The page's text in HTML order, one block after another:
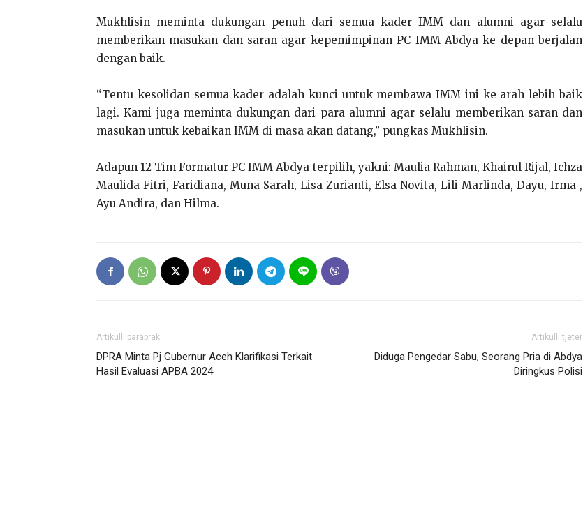
Mukhlisin meminta dukungan penuh dari semua kader IMM dan alumni agar selalu
memberikan masukan dan saran agar kepemimpinan PC IMM Abdya ke depan berjalan
dengan baik.
“Tentu kesolidan semua kader adalah kunci untuk membawa IMM ini ke arah lebih baik
lagi. Kami juga meminta dukungan dari para alumni agar selalu memberikan saran dan
masukan untuk kebaikan IMM di masa akan datang,” pungkas Mukhlisin.
Adapun 12 Tim Formatur PC IMM Abdya terpilih, yakni: Maulia Rahman, Khairul Rijal, Ichza
Maulida Fitri, Faridiana, Muna Sarah, Lisa Zurianti, Elsa Novita, Lili Marlinda, Dayu, Irma ,
Ayu Andira, dan Hilma.
Artikulli paraprak
DPRA Minta Pj Gubernur Aceh Klarifikasi Terkait
Hasil Evaluasi APBA 2024
Artikulli tjetër
Diduga Pengedar Sabu, Seorang Pria di Abdya
Diringkus Polisi